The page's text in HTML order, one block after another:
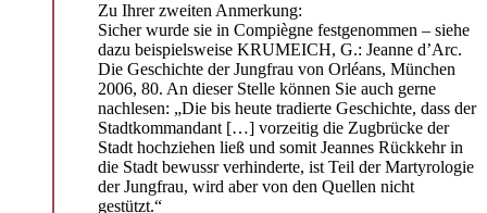
Zu Ihrer zweiten Anmerkung:
Sicher wurde sie in Compiègne festgenommen – siehe
dazu beispielsweise KRUMEICH, G.: Jeanne d’Arc.
Die Geschichte der Jungfrau von Orléans, München
2006, 80. An dieser Stelle können Sie auch gerne
nachlesen: „Die bis heute tradierte Geschichte, dass der
Stadtkommandant […] vorzeitig die Zugbrücke der
Stadt hochziehen ließ und somit Jeannes Rückkehr in
die Stadt bewussr verhinderte, ist Teil der Martyrologie
der Jungfrau, wird aber von den Quellen nicht
gestützt.“